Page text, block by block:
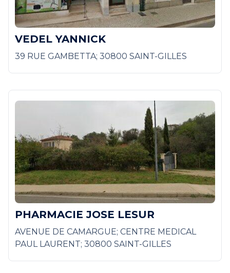
VEDEL YANNICK
39 RUE GAMBETTA; 30800 SAINT-GILLES
PHARMACIE JOSE LESUR
AVENUE DE CAMARGUE; CENTRE MEDICAL
PAUL LAURENT; 30800 SAINT-GILLES